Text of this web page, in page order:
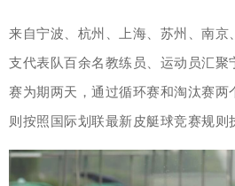
来自宁波、杭州、上海、苏州、南
支代表队百余名教练员、运动员汇聚
赛为期两天，通过循环赛和淘汰赛两
则按照国际划联最新皮艇球竞赛规则